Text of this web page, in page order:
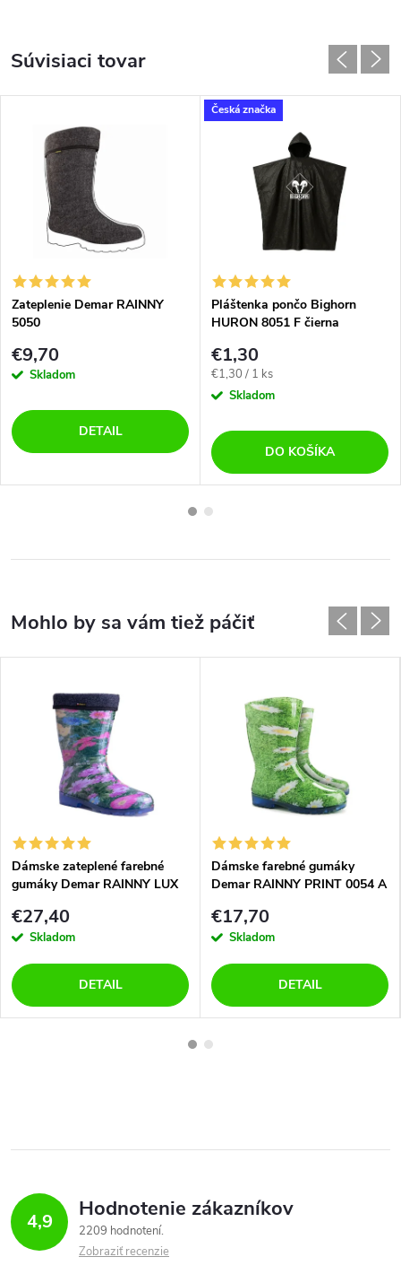
Súvisiaci tovar
Zateplenie Demar RAINNY
5050
€9,70
Skladom
DETAIL
Česká značka
Pláštenka pončo Bighorn
HURON 8051 F čierna
€1,30
Jednotková
cena:
€1,30 / 1 ks
Skladom
DO KOŠÍKA
Dámske zateplené farebné
gumáky Demar RAINNY LUX
€27,40
Skladom
DETAIL
Dámske farebné gumáky
Demar RAINNY PRINT 0054 A
€17,70
Skladom
DETAIL
4,9 Hodnotenie zákazníkov
2209 hodnotení
Zobraziť recenzie